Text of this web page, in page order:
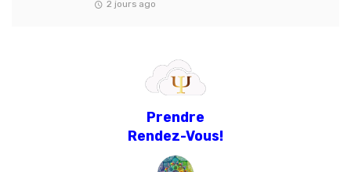
2 jours ago
Prendre
Rendez-Vous!